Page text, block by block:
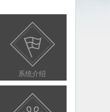
系统介绍